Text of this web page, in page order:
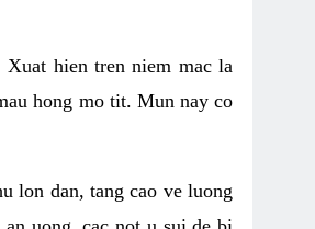
hien tren niem mac la
hong mo tit. Mun nay co
lon dan, tang cao ve luong